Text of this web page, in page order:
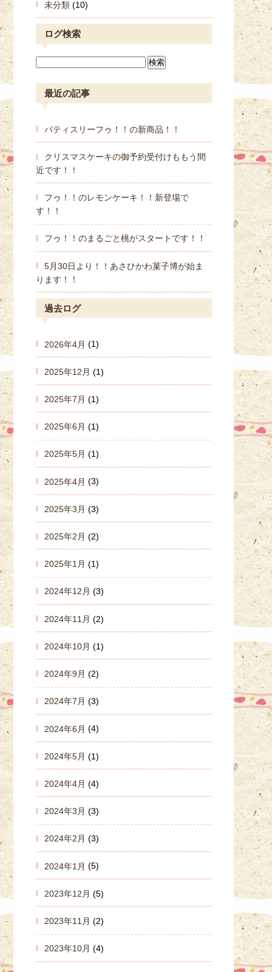
未分類 (10)
ログ検索
最近の記事
パティスリーフゥ！！の新商品！！
クリスマスケーキの御予約受付けももう間
近です！！
フゥ！！のレモンケーキ！！新登場で
す！！
フゥ！！のまるごと桃がスタートです！！
5月30日より！！あさひかわ菓子博が始ま
ります！！
過去ログ
2026年4月 (1)
2025年12月 (1)
2025年7月 (1)
2025年6月 (1)
2025年5月 (1)
2025年4月 (3)
2025年3月 (3)
2025年2月 (2)
2025年1月 (1)
2024年12月 (3)
2024年11月 (2)
2024年10月 (1)
2024年9月 (2)
2024年7月 (3)
2024年6月 (4)
2024年5月 (1)
2024年4月 (4)
2024年3月 (3)
2024年2月 (3)
2024年1月 (5)
2023年12月 (5)
2023年11月 (2)
2023年10月 (4)